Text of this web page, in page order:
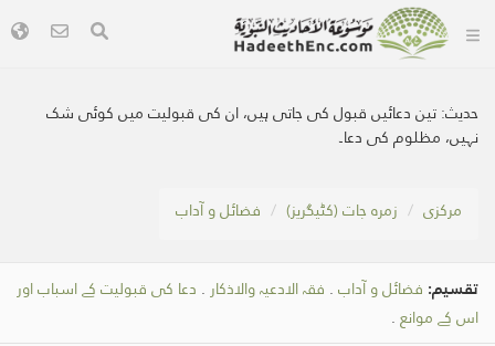
حدیث:تین دعائیں قبول کی جاتی ہیں، ان کی قبولیت میں کوئی شک
نہیں، مظلوم کی دعا۔
مرکزی زمرہ جات (کٹیگریز) فضائل و آداب
تقسیم: فضائل و آداب . فقہ الادعیہ والاذکار . دعا کی قبولیت کے اسباب اور
اس کے موانع .